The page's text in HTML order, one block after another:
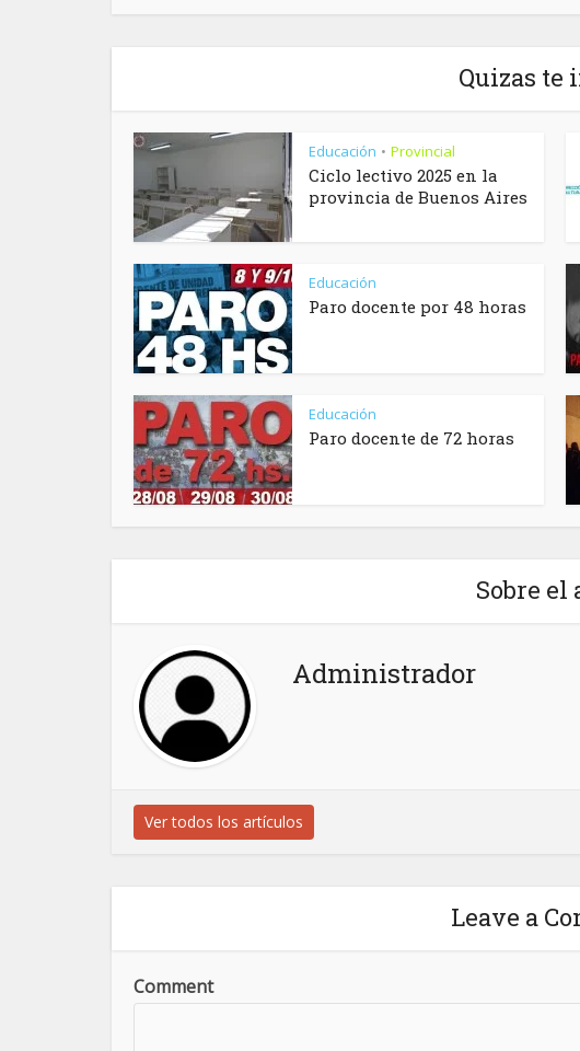
Quizas te
Educación • Provincial
Ciclo lectivo 2025 en la
provincia de Buenos Aires
Educación
Paro docente por 48 horas
Educación
Paro docente de 72 horas
Sobre el
Administrador
Ver todos los artículos
Leave a
Comment